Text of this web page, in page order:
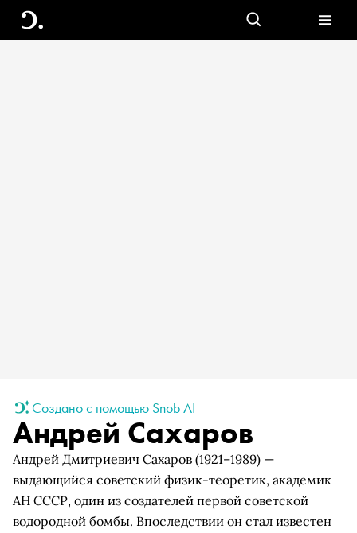
Создано с помощью Snob AI
Андрей Сахаров
Андрей Дмитриевич Сахаров (1921–1989) —
выдающийся советский физик-теоретик, академик
АН СССР, один из создателей первой советской
водородной бомбы. Впоследствии он стал известен